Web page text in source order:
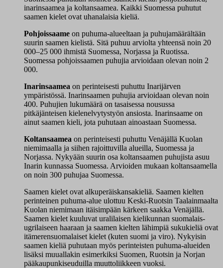
inarinsaamea ja koltansaamea. Kaikki Suomessa puhutut
saamen kielet ovat uhanalaisia kieliä.
Pohjoissaame on puhuma-alueeltaan ja puhujamäärältään
suurin saamen kielistä. Sitä puhuu arviolta yhteensä noin 20
000–25 000 ihmistä Suomessa, Norjassa ja Ruotissa.
Suomessa pohjoissaamen puhujia arvioidaan olevan noin 2
000.
Inarinsaamea on perinteisesti puhuttu Inarijärven
ympäristössä. Inarinsaamen puhujia arvioidaan olevan noin
400. Puhujien lukumäärä on tasaisessa nousussa
pitkäjänteisen kielenelvytystyön ansiosta. Inarinsaame on
ainut saamen kieli, jota puhutaan ainoastaan Suomessa.
Koltansaamea on perinteisesti puhuttu Venäjällä Kuolan
niemimaalla ja siihen rajoittuvilla alueilla, Suomessa ja
Norjassa. Nykyään suurin osa koltansaamen puhujista asuu
Inarin kunnassa Suomessa. Arvioiden mukaan koltansaamella
on noin 300 puhujaa Suomessa.
Saamen kielet ovat alkuperäiskansakieliä. Saamen kielten
perinteinen puhuma-alue ulottuu Keski-Ruotsin Taalainmaalta
Kuolan niemimaan itäisimpään kärkeen saakka Venäjällä.
Saamen kielet kuuluvat uralilaisen kielikunnan suomalais-
ugrilaiseen haaraan ja saamen kielten lähimpiä sukukieliä ovat
itämerensuomalaiset kielet (kuten suomi ja viro). Nykyisin
saamen kieliä puhutaan myös perinteisten puhuma-alueiden
lisäksi muuallakin esimerkiksi Suomen, Ruotsin ja Norjan
pääkaupunkiseuduilla muuttoliikkeen vuoksi.